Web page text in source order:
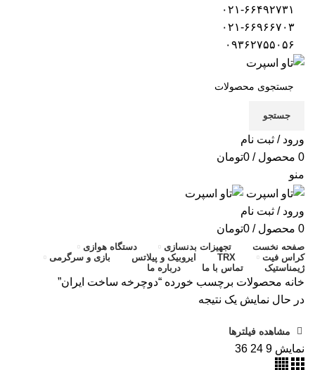
جستجو
ورود / ثبت نام
0 محصول / تومان0
منو
ورود / ثبت نام
0 محصول / تومان0
صفحه نخست تجهیزات بدنسازی
دستگاه هوازی
کراس فیت
TRX ایروبیک و پیلاتس
بازی و سرگرمی
ژیمناستیک
تماس با ما درباره ما
خانه محصولات برچسب خورده “دوچرخه ساخت ایران”
در حال نمایش یک نتیجه
مشاهده فیلترها
نمایش 9
24
36